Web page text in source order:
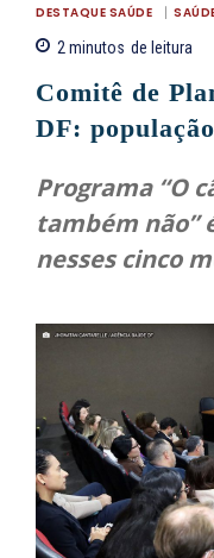
DESTAQUE SAÚDE
2minutos de leitura
Comitê de
DF:
Programa “O
também não”
nesses cinco